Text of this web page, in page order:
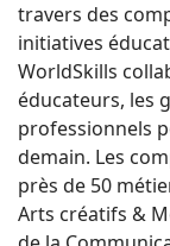
travers des
initiatives
WorldSkills
éducateurs, les
professionnels
demain. Les
près de 50
Arts créatifs &